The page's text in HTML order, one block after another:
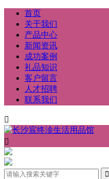
首页
关于我们
产品中心
新闻资讯
成功案例
礼品知识
客户留言
人才招聘
联系我们

